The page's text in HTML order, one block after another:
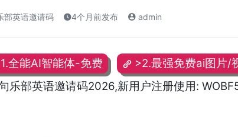
部英语邀请码 4个月前发布 admin
全能AI智能体-免费 >2.最强免费ai图片/
乐部英语邀请码2026,新用户注册使用: